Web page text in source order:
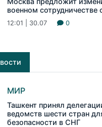
военном сотрудничестве
12:01 | 30.07 0
МИР
Ташкент принял
ведомств шести стран
безопасности в СНГ